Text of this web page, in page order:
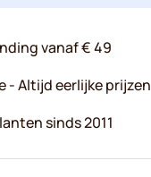
vanaf € 49
- Altijd eerlijke prijzen
sinds 2011